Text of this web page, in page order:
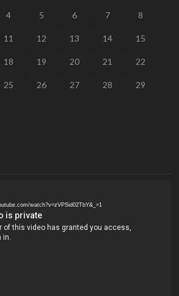
4 5 6 7 8
11 12 13 14 15
18 19 20 21 22
25 26 27 28 29
watch?v=zVPSid02TbY&_=1